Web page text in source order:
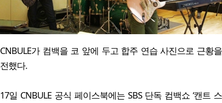
CNBULE가 컴백을 코 앞에 두고 합주 연습 사진으로 근황을
전했다.
17일 CNBULE 공식 페이스북에는 SBS 단독 컴백쇼 ‘캔트 스